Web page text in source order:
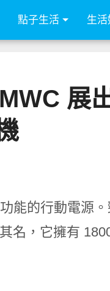
點子生活 生
展
能的行動電源
名，它擁有